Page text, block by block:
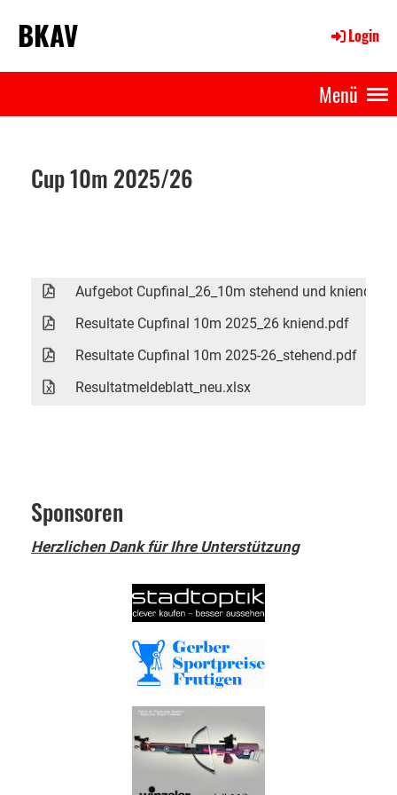
BKAV Login
Menü
Cup 10m 2025/26
Aufgebot Cupfinal_26_10m stehend und kniend.pdf
Resultate Cupfinal 10m 2025_26 kniend.pdf
Resultate Cupfinal 10m 2025-26_stehend.pdf
Resultatmeldeblatt_neu.xlsx
Sponsoren
Herzlichen Dank für Ihre Unterstützung